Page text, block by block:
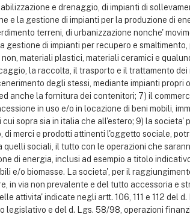
e drenaggio, di impianti di
e la gestione di impianti per la produzione di
terreni, di urbanizzazione nonche'
di impianti per recupero e
materiali plastici, materiali ceramici e
la raccolta, il trasporto e il trattamento dei
degli stessi, mediante impianti propri
anche la fornitura dei contenitori; 7) il
in uso e/o in locazione di beni mobili,
sopra sia in italia che all'estero; 9) la societa'
merci e prodotti attinenti l'oggetto sociale,
sociali, il tutto con le operazioni che
di energia, inclusi ad esempio a titolo
e/o biomasse. La societa', per il
in via non prevalente e del tutto accessoria e
attivita' indicate negli artt. 106, 111 e 112 del
e del d. Lgs. 58/98, operazioni